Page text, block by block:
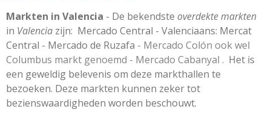
Markten in Valencia - De bekendste overdekte markten
in Valencia zijn: Mercado Central - Valenciaans: Mercat
Central - Mercado de Ruzafa - Mercado Colón ook wel
Columbus markt genoemd - Mercado Cabanyal . Het is
een geweldig belevenis om deze markthallen te
bezoeken. Deze markten kunnen zeker tot
bezienswaardigheden worden beschouwt.